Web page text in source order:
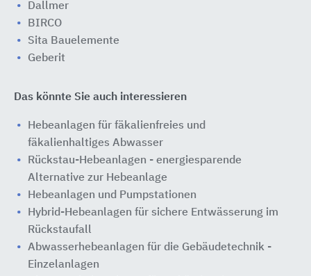
Dallmer
BIRCO
Sita Bauelemente
Geberit
Das könnte Sie auch interessieren
Hebeanlagen für fäkalienfreies und
fäkalienhaltiges Abwasser
Rückstau-Hebeanlagen - energiesparende
Alternative zur Hebeanlage
Hebeanlagen und Pumpstationen
Hybrid-Hebeanlagen für sichere Entwässerung im
Rückstaufall
Abwasserhebeanlagen für die Gebäudetechnik -
Einzelanlagen